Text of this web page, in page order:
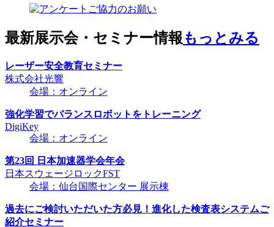
最新展示会・セミナー情報もっとみる
レーザー安全教育セミナー
株式会社光響
会場：オンライン
強化学習でバランスロボットをトレーニング
DigiKey
会場：オンライン
第23回 日本加速器学会年会
日本スウェージロックFST
会場：仙台国際センター 展示棟
過去にご検討いただいた方必見！進化した検査表システムご
紹介セミナー